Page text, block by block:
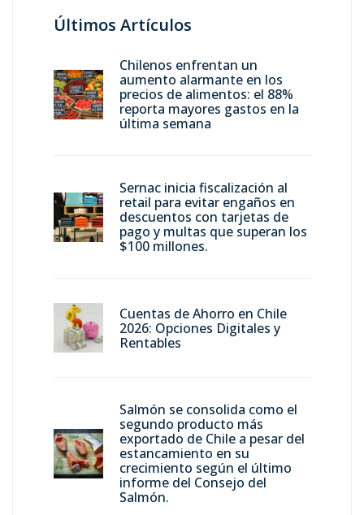
Últimos Artículos
Chilenos enfrentan un
aumento alarmante en los
precios de alimentos: el 88%
reporta mayores gastos en la
última semana
Sernac inicia fiscalización al
retail para evitar engaños en
descuentos con tarjetas de
pago y multas que superan los
$100 millones.
Cuentas de Ahorro en Chile
2026: Opciones Digitales y
Rentables
Salmón se consolida como el
segundo producto más
exportado de Chile a pesar del
estancamiento en su
crecimiento según el último
informe del Consejo del
Salmón.